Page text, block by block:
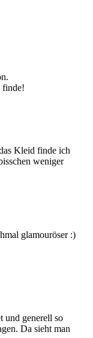
finde!
Kleid finde ich
weniger
glamouröser :)
und generell so
Da sieht man